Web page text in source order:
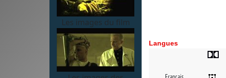
Les images du film
Langues